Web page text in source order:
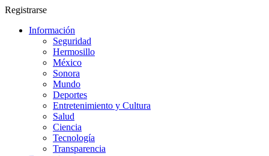
Registrarse
Información
Seguridad
Hermosillo
México
Sonora
Mundo
Deportes
Entretenimiento y Cultura
Salud
Ciencia
Tecnología
Transparencia